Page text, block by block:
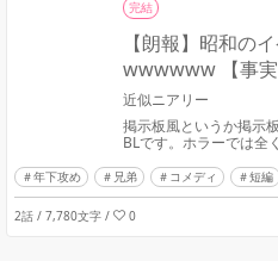
完結
【朗報】昭和の
wwwwww 【事実
近似ニアリー
掲示板風というか掲示
BLです。ホラーでは全
年下攻め 兄弟 コメディ 短編
2話 / 7,780文字 / 0